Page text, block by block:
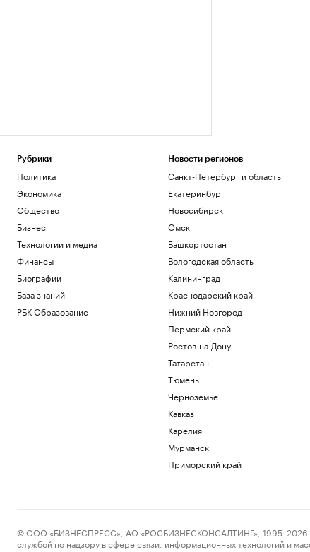
Рубрики
Политика
Экономика
Общество
Бизнес
Технологии и медиа
Финансы
Биографии
База знаний
РБК Образование
Новости регионов
Санкт-Петербург и область
Екатеринбург
Новосибирск
Омск
Башкортостан
Вологодская область
Калининград
Краснодарский край
Нижний Новгород
Пермский край
Ростов-на-Дону
Татарстан
Тюмень
Черноземье
Кавказ
Карелия
Мурманск
Приморский край
© ООО «БИЗНЕСПРЕСС», АО «РОСБИЗНЕСКОНСАЛТИНГ», 1995–2026.
службой по надзору в сфере связи, информационных технологий и